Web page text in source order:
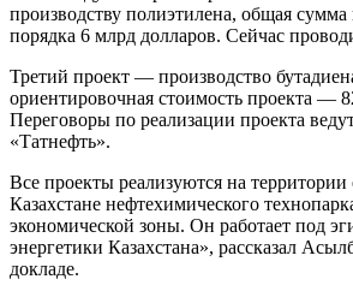
производству полиэтилена, общая
порядка 6 млрд долларов. Сейчас
Третий проект — производство
ориентировочная стоимость проекта —
Переговоры по реализации проекта
«Татнефть».
Все проекты реализуются на территории
Казахстане нефтехимического
экономической зоны. Он работает под
энергетики Казахстана», рассказал
докладе.